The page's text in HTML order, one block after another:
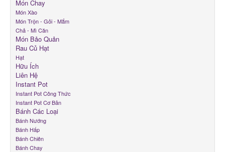
Món Chay
Món Xào
Món Trộn - Gỏi - Mắm
Chả - Mì Căn
Món Bảo Quản
Rau Củ Hạt
Hạt
Hữu Ích
Liên Hệ
Instant Pot
Instant Pot Công Thức
Instant Pot Cơ Bản
Bánh Các Loại
Bánh Nướng
Bánh Hấp
Bánh Chiên
Bánh Chay